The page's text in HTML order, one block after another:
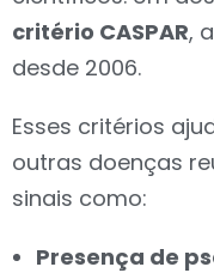
critério CASPAR,
desde 2006.
Esses critérios
outras doenças
sinais como:
Presença de